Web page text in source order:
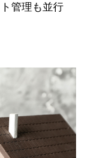
管理も並行